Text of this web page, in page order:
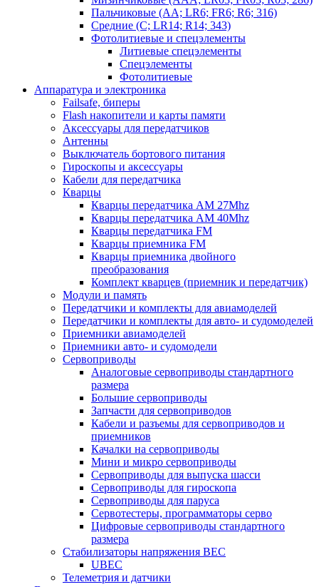
Пальчиковые (AA; LR6; FR6; R6; 316)
Средние (C; LR14; R14; 343)
Фотолитиевые и спецэлементы
Литиевые спецэлементы
Спецэлементы
Фотолитиевые
Аппаратура и электроника
Failsafe, биперы
Flash накопители и карты памяти
Аксессуары для передатчиков
Антенны
Выключатель бортового питания
Гироскопы и аксессуары
Кабели для передатчика
Кварцы
Кварцы передатчика AM 27Mhz
Кварцы передатчика AM 40Mhz
Кварцы передатчика FM
Кварцы приемника FM
Кварцы приемника двойного
преобразования
Комплект кварцев (приемник и передатчик)
Модули и память
Передатчики и комплекты для авиамоделей
Передатчики и комплекты для авто- и судомоделей
Приемники авиамоделей
Приемники авто- и судомодели
Сервоприводы
Аналоговые сервоприводы стандартного
размера
Большие сервоприводы
Запчасти для сервоприводов
Кабели и разъемы для сервоприводов и
приемников
Качалки на сервоприводы
Мини и микро сервоприводы
Сервоприводы для выпуска шасси
Сервоприводы для гироскопа
Сервоприводы для паруса
Сервотестеры, программаторы серво
Цифровые сервоприводы стандартного
размера
Стабилизаторы напряжения BEC
UBEC
Телеметрия и датчики